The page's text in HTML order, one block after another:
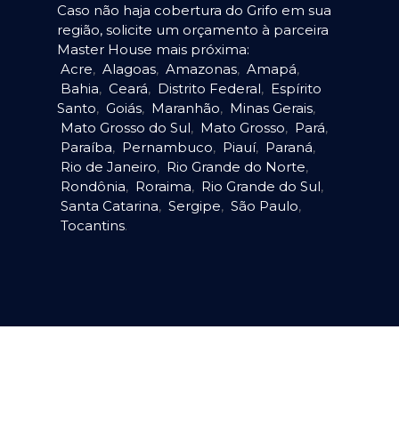
Caso não haja cobertura do Grifo em sua
região, solicite um orçamento à parceira
Master House mais próxima:
Acre, Alagoas, Amazonas, Amapá,
Bahia, Ceará, Distrito Federal, Espírito
Santo, Goiás, Maranhão, Minas Gerais,
Mato Grosso do Sul, Mato Grosso, Pará,
Paraíba, Pernambuco, Piauí, Paraná,
Rio de Janeiro, Rio Grande do Norte,
Rondônia, Roraima, Rio Grande do Sul,
Santa Catarina, Sergipe, São Paulo,
Tocantins.